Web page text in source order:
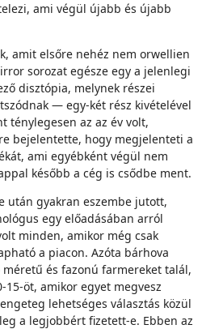
ami végül újabb és újabb
amit elsőre nehéz nem orwellien
sorozat egésze egy a jelenlegi
disztópia, melynek részei
— egy-két rész kivételével
ténylegesen az az év volt,
bejelentette, hogy megjelenteti a
ami egyébként végül nem
később a cég is csődbe ment.
után gyakran eszembe jutott,
egy előadásában arról
minden, amikor még csak
a piacon. Azóta bárhova
és fazonú farmereket talál,
öt, amikor egyet megvesz
lehetséges választás közül
a legjobbért fizetett-e. Ebben az